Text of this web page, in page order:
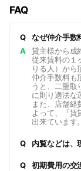
FAQ
Q
なぜ仲介手数
A
貸主様から成
従来賃料の１
りる人）から
仲介手数料も
うと、二重取
に則り適法な
また、店舗経
よって、『賃
出来ています。
Q 内覧などは、
Q 初期費用の交